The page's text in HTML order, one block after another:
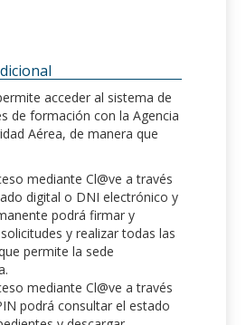
acceder al sistema de
de formación con la Agencia
Aérea, de manera que
mediante Cl@ve a través
digital o DNI electrónico y
podrá firmar y
y realizar todas las
permite la sede
mediante Cl@ve a través
podrá consultar el estado